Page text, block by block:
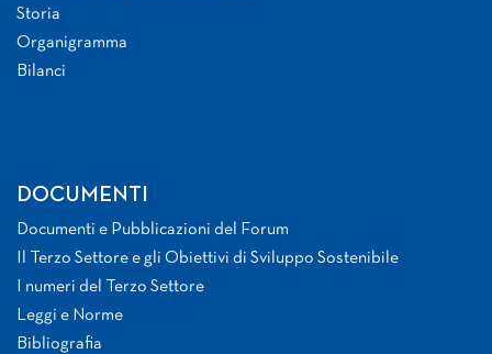
Storia
Organigramma
Bilanci
DOCUMENTI
Documenti e Pubblicazioni del Forum
Il Terzo Settore e gli Obiettivi di Sviluppo Sostenibile
I numeri del Terzo Settore
Leggi e Norme
Bibliografia